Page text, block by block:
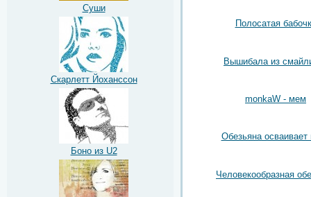
Суши
Скарлетт Йоханссон
Боно из U2
Полосатая
Вышибала из
monkaW - мем
Обезьяна осваивает
Человекообразная